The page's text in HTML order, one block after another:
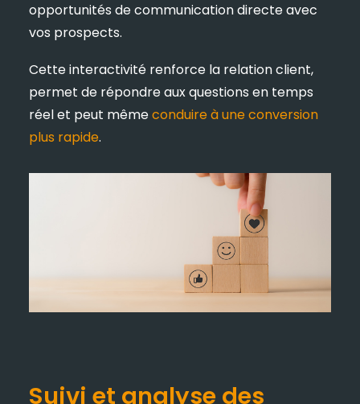
opportunités de communication directe avec
vos prospects.
Cette interactivité renforce la relation client,
permet de répondre aux questions en temps
réel et peut mêmeconduire à une conversion
plus rapide.
Suivi et analyse des